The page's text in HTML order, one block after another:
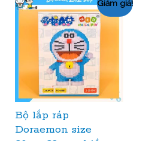
Giảm giá!
Bộ lắp ráp
Doraemon size